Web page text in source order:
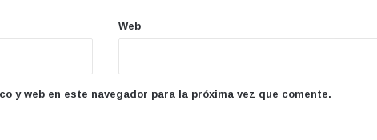
Web
y web en este navegador para la próxima vez que comente.